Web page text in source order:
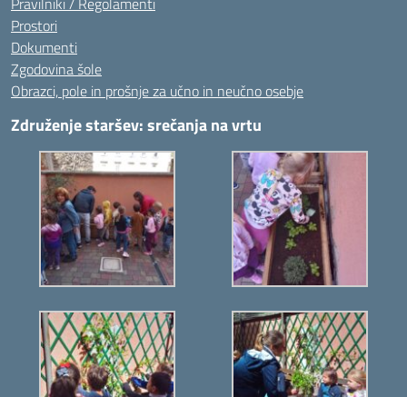
Prostori
Dokumenti
Zgodovina šole
Obrazci, pole in prošnje za učno in neučno osebje
Združenje staršev: srečanja na vrtu